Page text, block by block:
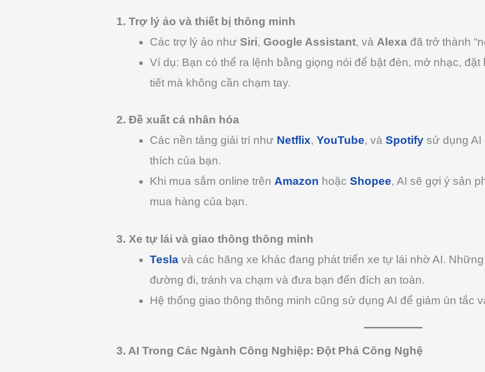
1. Trợ lý ảo và thiết bị thông minh
Các trợ lý ảo như Siri, Google Assistant, và Alexađã trở thành
Ví dụ: Bạn có thể ra lệnh bằng giọng nói để bật đèn, mở nhạc,
tiết mà không cần chạm tay.
2. Đề xuất cá nhân hóa
Các nền tảng giải trí như Netflix, YouTube, và Spotifysử dụng AI
thích của bạn.
Khi mua sắm online trên Amazon hoặc Shopee, AI sẽ gợi ý sản
mua hàng của bạn.
3. Xe tự lái và giao thông thông minh
Teslavà các hãng xe khác đang phát triển xe tự lái nhờ AI.
đường đi, tránh va chạm và đưa bạn đến đích an toàn.
Hệ thống giao thông thông minh cũng sử dụng AI để giảm ùn tắc
3. AI Trong Các Ngành Công Nghiệp: Đột Phá Công Nghệ